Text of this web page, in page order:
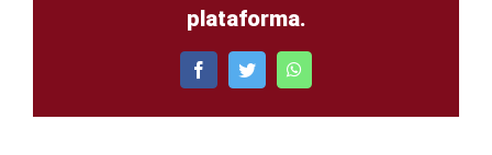
plataforma.
FacebookTwitterWhatsApp